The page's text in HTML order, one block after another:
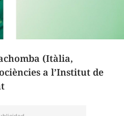
(Itàlia,
a l’Institut de